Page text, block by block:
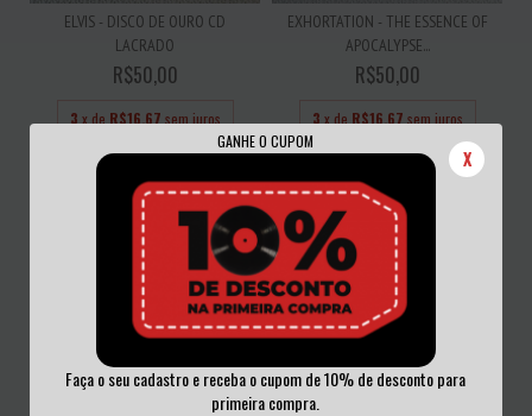
GANHE O CUPOM
X
Faça o seu cadastro e receba o cupom de 10% de desconto para
primeira compra.
ELVIS - DISCO DE OURO CD
LACRADO
R$50,00
3 x de R$16,67 sem juros
EXHORTATION - THE ESSENCE OF
APOCALYPSE...
R$50,00
3 x de R$16,67 sem juros